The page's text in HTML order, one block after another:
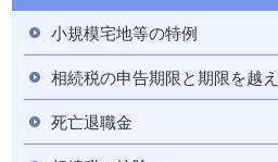
小規模宅地等の特例
相続税の申告期限と期限を越
死亡退職金